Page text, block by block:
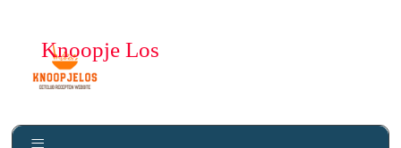
Knoopje Los